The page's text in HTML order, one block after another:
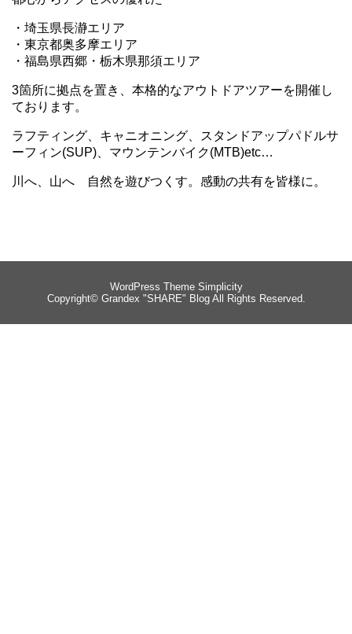
・埼玉県長瀞エリア
・東京都奥多摩エリア
・福島県西郷・栃木県那須エリア
3箇所に拠点を置き、本格的なアウトドアツアーを開催し
ております。
ラフティング、キャニオニング、スタンドアップパドルサ
ーフィン(SUP)、マウンテンバイク(MTB)etc…
川へ、山へ 自然を遊びつくす。感動の共有を皆様に。
WordPress Theme Simplicity
Copyright© Grandex "SHARE" BlogAll Rights Reserved.